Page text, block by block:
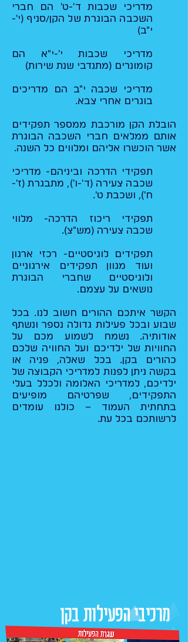
מדריכי שכבות ד'-ט' הם חברי
השכבה הבוגרת של הקן/סניף (י'-
י"ב)
מדריכי שכבות י'-י"א הם
קומונרים (מתנדבי שנת שירות)
מדריכי שכבה י"ב הם מדריכים
בוגרים אחרי צבא.
הובלת הקן מורכבת ממספר תפקידים
אותם ממלאים חברי השכבה הבוגרת
אשר הוכשרו אליהם ומלווים כל השנה.
תפקידי הדרכה וביניהם- מדריכי
שכבה צעירה (ד'-ו'), מתבגרת (ז'-
ח'), ושכבת ט'.
תפקידי ריכוז הדרכה- מלווי
שכבה צעירה (מש"צ).
תפקידים לוגיסטיים- רכזי ארגון
ועוד מגוון תפקידים אירגוניים
ולוגיסטיים שחברי הבוגרת
נושאים על עצמם.
הקשר איתכם ההורים חשוב לנו. בכל
שבוע ובכל פעילות גדולה נספר ונשתף
אודותיה. נשמח לשמוע מכם על
החוויות של ילדיכם ועל החוויה שלכם
כהורים בקן. בכל שאלה, פניה או
בקשה ניתן לפנות למדריכי הקבוצה של
ילדיכם, למדריכי האלומה ולכלל בעלי
התפקידים, שפרטיהם מופיעים
בתחתית העמוד – כולנו עומדים
לרשותכם בכל עת.
מרכיבי הפעילות בקן